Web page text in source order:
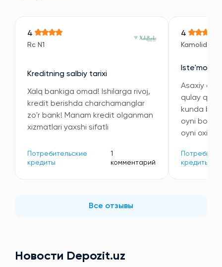
4
Rc N1
Kreditning salbiy tarixi
Xalq bankiga omad! Ishilarga rivoj,
kredit berishda charchamanglar
zo'r bank! Manam kredit olganman
xizmatlari yaxshi sifatli
Потребительские
кредиты
1
комментарий
4
Kamoliddin
Iste'mol
Asaxiy
qulay
kunda
oyni
oyni
кредиты
Все отзывы
Новости Depozit.uz